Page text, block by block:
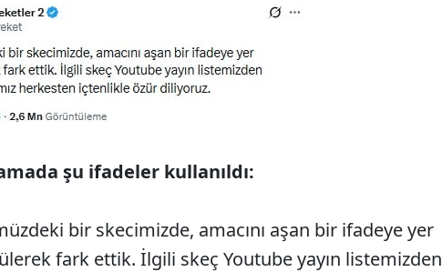
şu ifadeler kullanıldı:
bir skecimizde, amacını aşan bir ifadeye yer
fark ettik. İlgili skeç Youtube yayın listemizden